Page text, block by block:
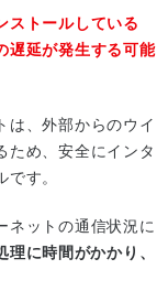
ストールしている
遅延が発生する可能
は、外部からのウイ
ため、安全にインタ
す。
ネットの通信状況に
理に時間がかかり、